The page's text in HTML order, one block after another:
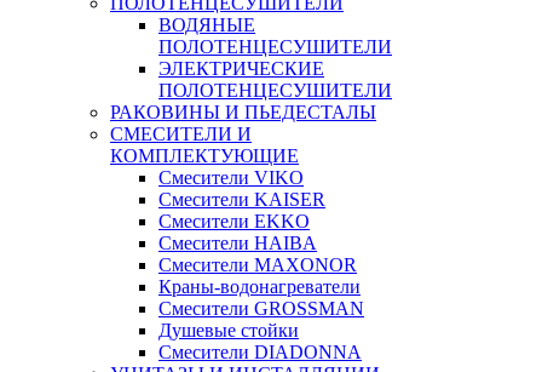
ВОДЯНЫЕ
ПОЛОТЕНЦЕСУШИТЕЛИ
ЭЛЕКТРИЧЕСКИЕ
ПОЛОТЕНЦЕСУШИТЕЛИ
РАКОВИНЫ И ПЬЕДЕСТАЛЫ
СМЕСИТЕЛИ И
КОМПЛЕКТУЮЩИЕ
Смесители VIKO
Смесители KAISER
Смесители EKKO
Смесители HAIBA
Смесители MAXONOR
Краны-водонагреватели
Смесители GROSSMAN
Душевые стойки
Смесители DIADONNA